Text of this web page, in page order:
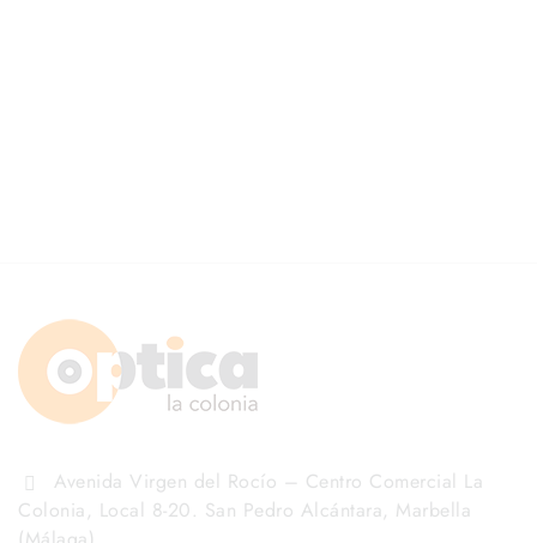
Avenida Virgen del Rocío – Centro Comercial La
Colonia, Local 8-20. San Pedro Alcántara, Marbella